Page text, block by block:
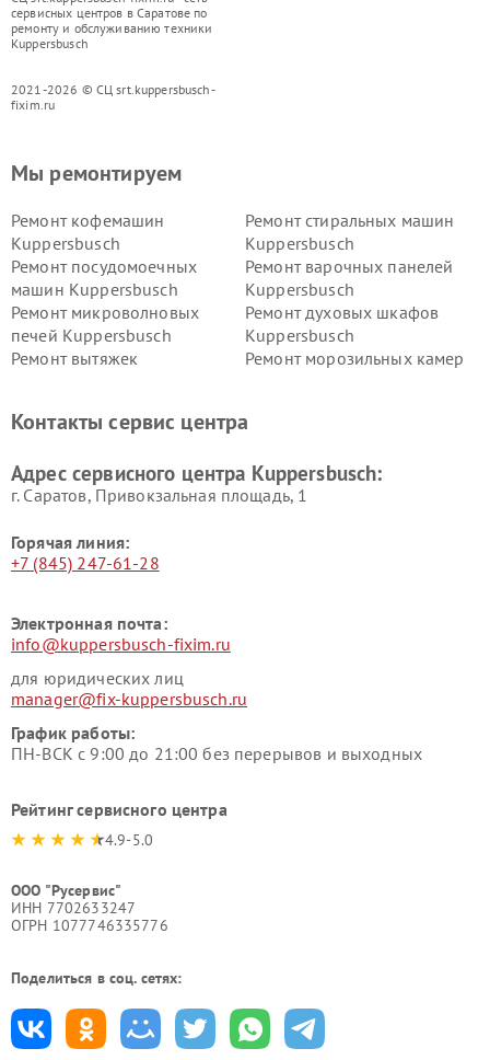
сервисных центров в Саратове по
ремонту и обслуживанию техники
Kuppersbusch
2021-2026 © СЦ srt.kuppersbusch-
fixim.ru
Мы ремонтируем
Ремонт кофемашин
Kuppersbusch
Ремонт стиральных машин
Kuppersbusch
Ремонт посудомоечных
машин Kuppersbusch
Ремонт варочных панелей
Kuppersbusch
Ремонт микроволновых
печей Kuppersbusch
Ремонт духовых шкафов
Kuppersbusch
Ремонт вытяжек
Ремонт морозильных камер
Kuppersbusch
вакуумных упаковщиков
Ремонт сушильных машин Kuppersbusch
Контакты сервис центра
Адрес сервисного центра Kuppersbusch:
г. Саратов, Привокзальная площадь, 1
Горячая линия:
+7 (845) 247-61-28
Электронная почта:
info@kuppersbusch-fixim.ru
для юридических лиц
manager@fix-kuppersbusch.ru
График работы:
ПН-ВСК с 9:00 до 21:00 без перерывов и выходных
Рейтинг сервисного центра
4.9-5.0
ООО "Русервис"
ИНН 7702633247
ОГРН 1077746335776
Поделиться в соц. сетях: